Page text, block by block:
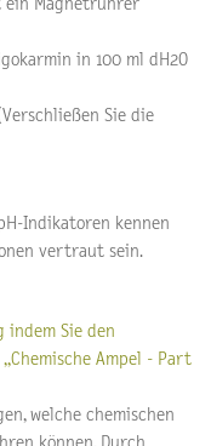
ein Magnetrührer
in 100 ml dH2O
Sie die
Indikatoren kennen
vertraut sein.
indem Sie den
Ampel - Part
welche chemischen